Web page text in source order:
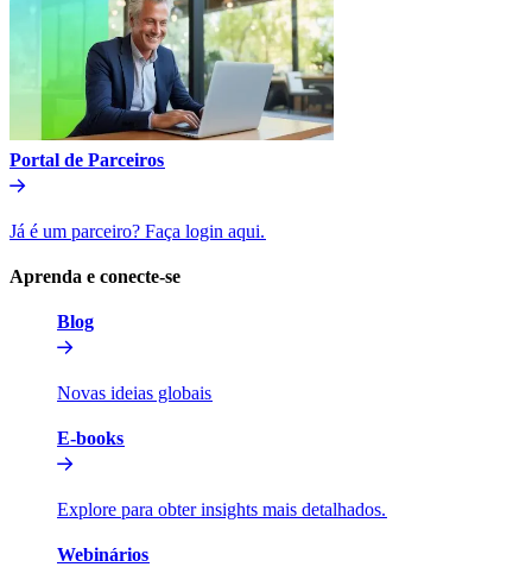
Portal de Parceiros​​
Já é um parceiro? Faça login aqui.​​
Aprenda e conecte-se​​
Blog​​
Novas ideias globais​​
E-books​​
Explore para obter insights mais detalhados.​​
Webinários​​